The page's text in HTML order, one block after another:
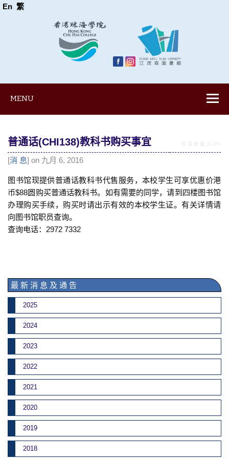
En 繁
MENU
普通话(CHI138)教科书购买事宜 阅 读 数 量 (9,216)
[消 息] on 九月 6, 2016
图书馆现提供普通话教科书代售服务，本校学生可享优惠价港
币$88圆购买普通话教科书。如有需要的同学，请到四楼图书馆
办理购买手续，购买时请出示有效的本校学生证。有关详情请
向图书馆职员查询。
查询电话：2972 7332
最 新 消 息 及 通 告
2025
2024
2023
2022
2021
2020
2019
2018